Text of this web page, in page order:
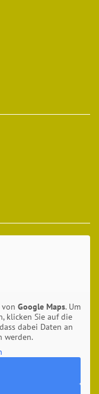
Google Maps. Um
klicken Sie auf die
dabei Daten an
werden.